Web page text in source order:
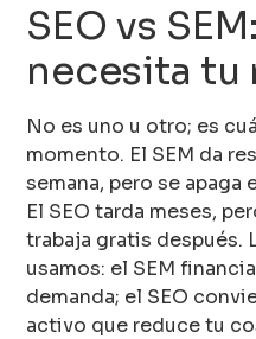
SEO vs
necesita tu
No es uno u otro; es
momento. El SEM da
semana, pero se apaga
El SEO tarda meses,
trabaja gratis después.
usamos: el SEM
demanda; el SEO
activo que reduce tu